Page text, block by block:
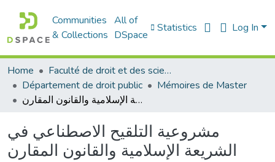
Communities
& Collections
All of
DSpace
Statistics Log In
Home
Faculté de droit et des sciences politiques
Département de droit public
Mémoires de Master
مشروعية التلقيح الاصطناعي في الشريعة الإسلامية والقانون المقارن
مشروعية التلقيح الاصطناعي في
الشريعة الإسلامية والقانون المقارن